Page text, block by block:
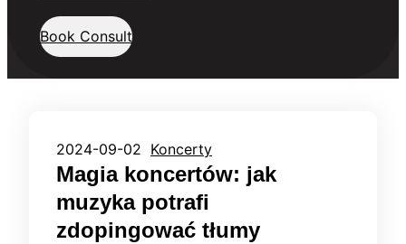
Book Consult
2024-09-02 Koncerty
Magia koncertów: jak
muzyka potrafi
zdopingować tłumy